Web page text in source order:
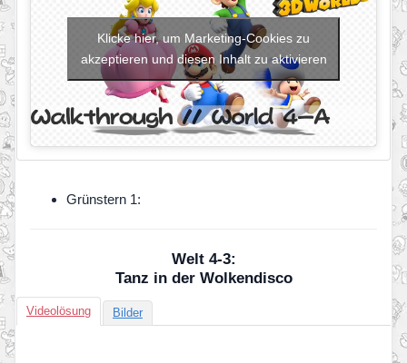
Klicke hier, um Marketing-Cookies zu
akzeptieren und diesen Inhalt zu aktivieren
Grünstern 1:
Welt 4-3:
Tanz in der Wolkendisco
Videolösung Bilder